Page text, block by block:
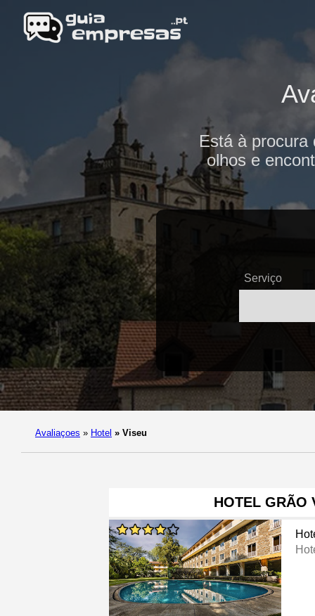
Está à procura
olhos e
Serviço
Avaliaçoes » Hotel » Viseu
HOTEL GRÃO